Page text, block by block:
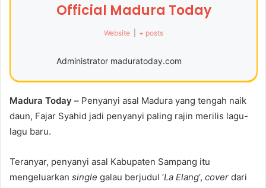
Official Madura Today
Website + posts
Administrator maduratoday.com
Madura Today – Penyanyi asal Madura yang tengah naik
daun, Fajar Syahid jadi penyanyi paling rajin merilis lagu-
lagu baru.
Teranyar, penyanyi asal Kabupaten Sampang itu
mengeluarkan single galau berjudul ‘La Elang‘, cover dari